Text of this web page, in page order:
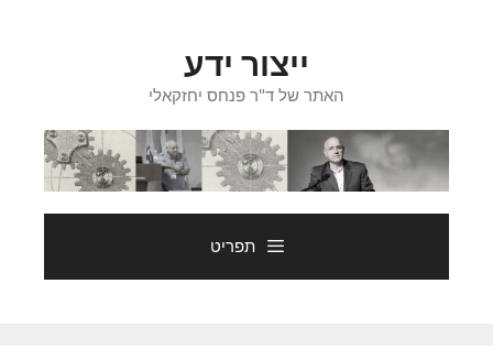
ייצור ידע
האתר של ד"ר פנחס יחזקאלי
תפריט